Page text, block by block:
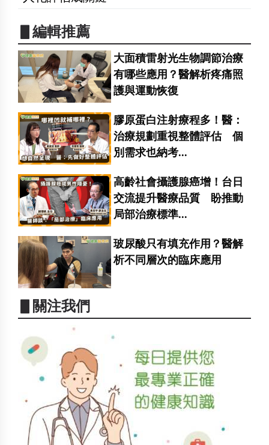
▋編輯推薦
大面積雷射光生物調節治療
有哪些應用？醫解析疼痛照
護與運動恢復
膠原蛋白注射療程多！醫：
治療規劃重視整體評估 個
別需求也納考...
高齡社會攝護腺癌增！台日
交流提升醫療品質 盼推動
局部治療標準...
玻尿酸只有填充作用？醫解
析不同層次的臨床應用
▋關注我們